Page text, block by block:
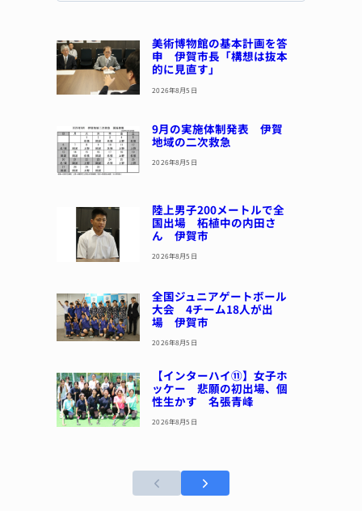
美術博物館の基本計画を答
申 伊賀市長「構想は抜本
的に見直す」
2026年8月5日
9月の実施体制発表 伊賀
地域の二次救急
2026年8月5日
陸上男子200メートルで全
国出場 柘植中の内田さ
ん 伊賀市
2026年8月5日
全国ジュニアゲートボール
大会 4チーム18人が出
場 伊賀市
2026年8月5日
【インターハイ⑪】女子ホ
ッケー 悲願の初出場、個
性生かす 名張青峰
2026年8月5日